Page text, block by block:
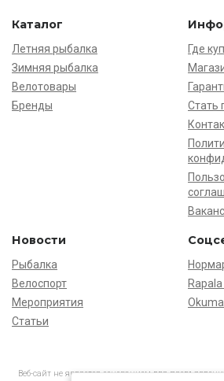
Каталог
Летняя рыбалка
Зимняя рыбалка
Велотовары
Бренды
Где
Стать
Новости
Рыбалка
Велоспорт
Мероприятия
Статьи
Веб-сайт не является основанием для